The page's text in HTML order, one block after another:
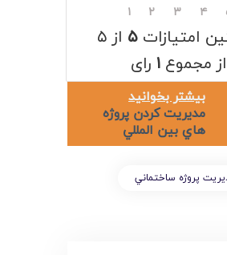
۱ ۲ ۳ ۴
امتیازات ۵ از ۵
از مجموع ۱ رای
بیشتر بخوانید
مديريت کردن پروژه
هاي بين المللي
پروژه ساختماني